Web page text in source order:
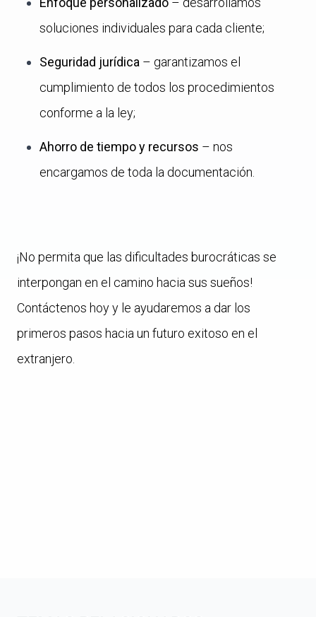
soluciones individuales para cada cliente;
Seguridad jurídica – garantizamos el
cumplimiento de todos los procedimientos
conforme a la ley;
Ahorro de tiempo y recursos – nos
encargamos de toda la documentación.
¡No permita que las dificultades burocráticas se
interpongan en el camino hacia sus sueños!
Contáctenos hoy y le ayudaremos a dar los
primeros pasos hacia un futuro exitoso en el
extranjero.